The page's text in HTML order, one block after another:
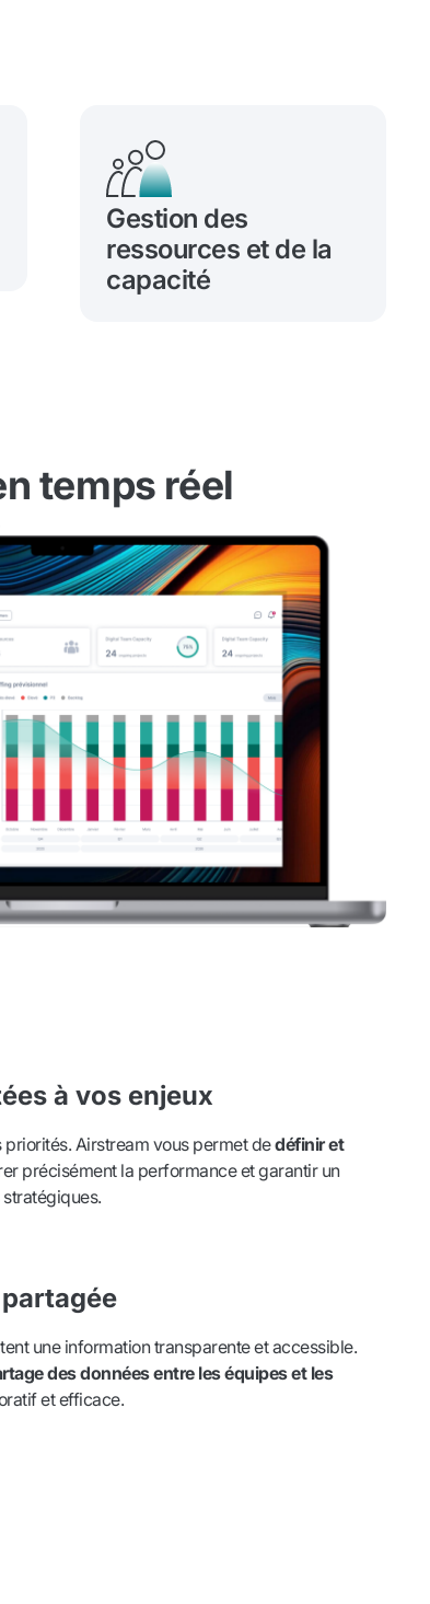
Gestion des
ressources et de la
capacité
temps réel
à vos enjeux
Airstream vous permet dedéfinir et
précisément la performance et garantir un
une information transparente et accessible.
des données entre les équipes et les
et efficace.